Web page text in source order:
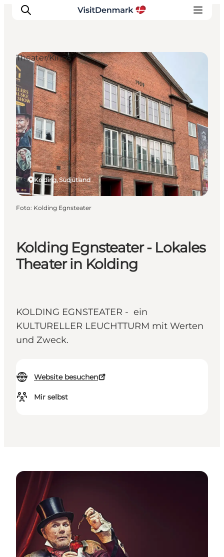
Inspiration
Regionen
Erlebnisse
Unterkünfte
Reiseplanung
Kolding Egnsteater - Lokales
Theater in Kolding
KOLDING EGNSTEATER - ein
KULTURELLER LEUCHTTURM mit Werten
und Zweck.
Website besuchen
Mir selbst
Kolding, Südjütland
Theater/Kinos
Foto: Kolding Egnsteater